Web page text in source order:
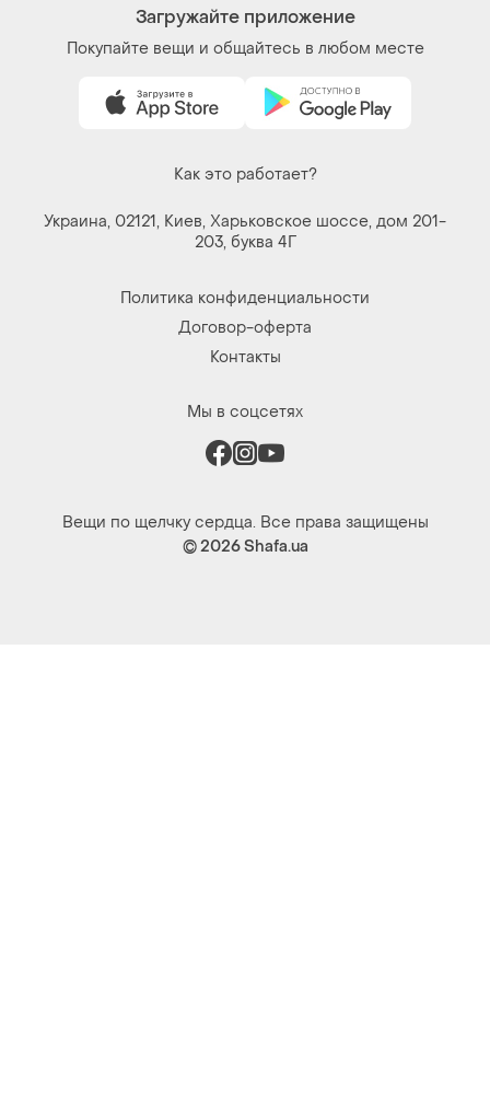
Загружайте приложение
Покупайте вещи и общайтесь в любом месте
Как это работает?
Украина, 02121, Киев, Харьковское шоссе, дом 201-
203, буква 4Г
Политика конфиденциальности
Договор-оферта
Контакты
Мы в соцсетях
Вещи по щелчку сердца. Все права защищены
© 2026Shafa.ua